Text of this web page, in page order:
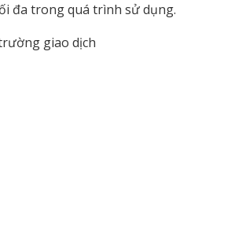
đa trong quá trình sử dụng.
giao dịch